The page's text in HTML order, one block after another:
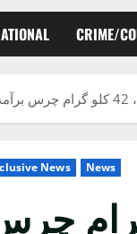
CRIME/
News News